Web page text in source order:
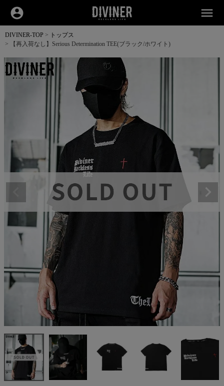
account_circle menu
DIVINER-TOP
トップス
【再入荷なし】Serious Determination TEE(ブラック/ホワイト)